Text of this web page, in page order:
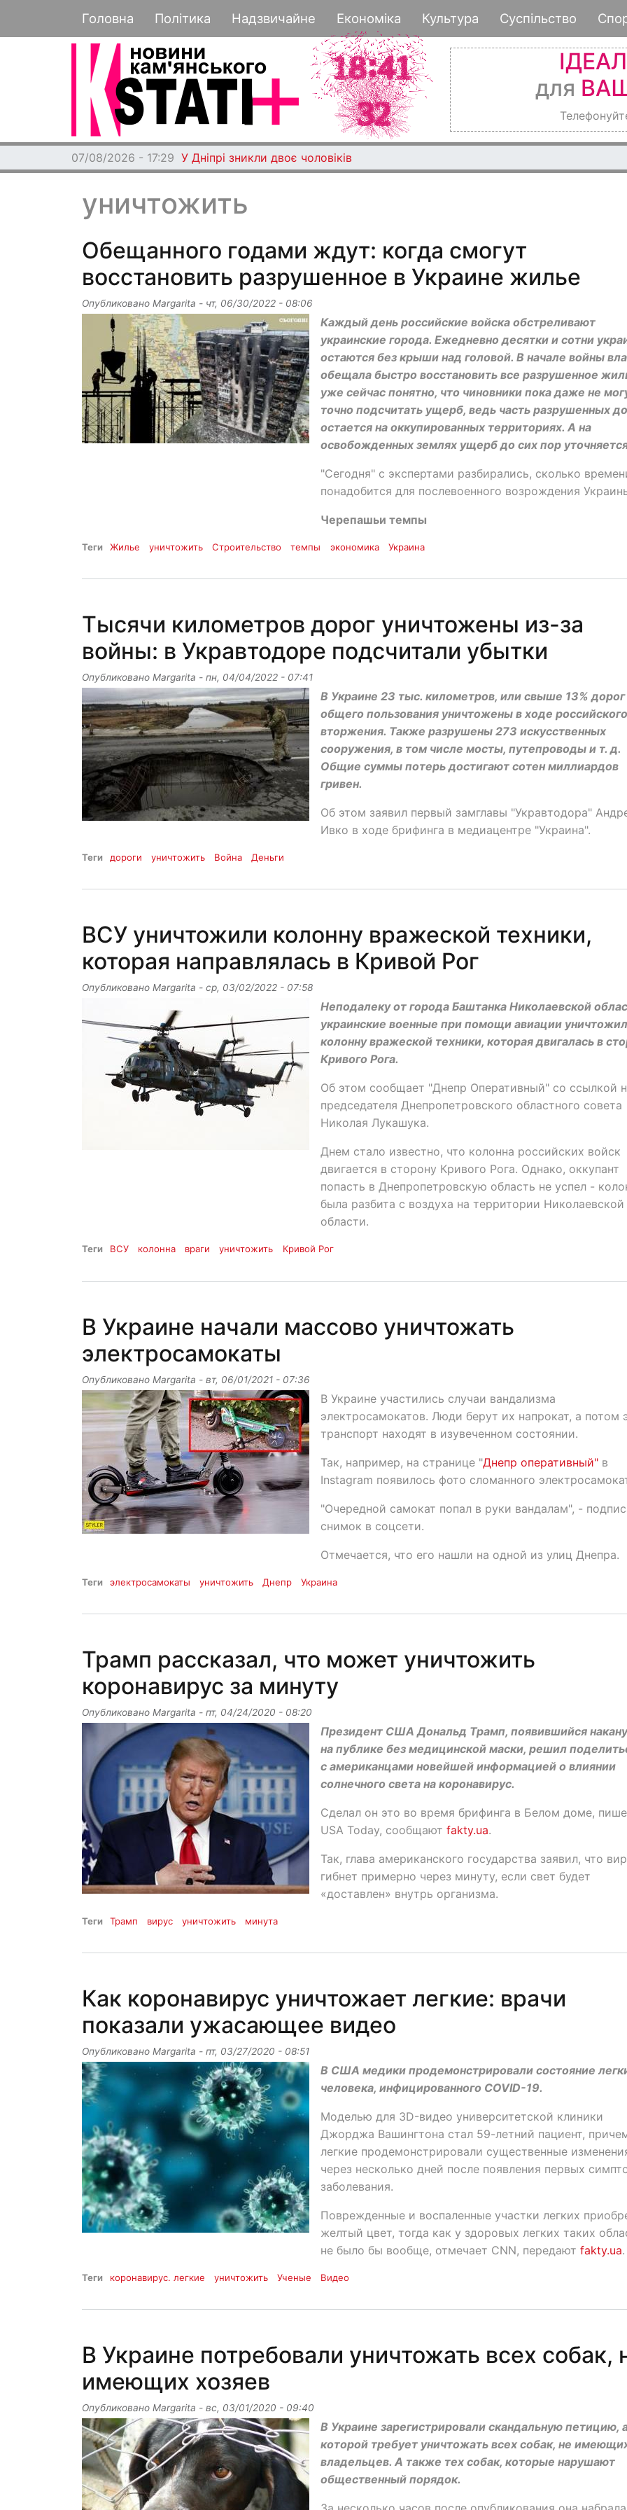
к
основному
Основная навигация
Головна Політика Надзвичайне Економіка Культура Суспільство
для
07/08/2026 - 17:29 У Дніпрі зникли двоє чоловіків
уничтожить
Обещанного годами ждут: когда смогут
восстановить разрушенное в Украине жилье
Опубликовано Margarita - чт, 06/30/2022 - 08:06
Каждый день российские войска обстреливают
украинские города. Ежедневно десятки и сотни
остаются без крыши над головой. В начале войны
обещала быстро восстановить все разрушенное
уже сейчас понятно, что чиновники пока даже не
точно подсчитать ущерб, ведь часть разрушенных
остается на оккупированных территориях. А на
освобожденных землях ущерб до сих пор
"Сегодня" с экспертами разбирались, сколько
понадобится для послевоенного возрождения
Черепашьи темпы
Теги Жилье уничтожить Строительство темпы экономика Украина
Тысячи километров дорог уничтожены из-за
войны: в Укравтодоре подсчитали убытки
Опубликовано Margarita - пн, 04/04/2022 - 07:41
В Украине 23 тыс. километров, или свыше 13% дорог
общего пользования уничтожены в ходе российского
вторжения. Также разрушены 273 искусственных
сооружения, в том числе мосты, путепроводы и т. д.
Общие суммы потерь достигают сотен миллиардов
гривен.
Об этом заявил первый замглавы "Укравтодора"
Ивко в ходе брифинга в медиацентре "Украина".
Теги дороги уничтожить Война Деньги
ВСУ уничтожили колонну вражеской техники,
которая направлялась в Кривой Рог
Опубликовано Margarita - ср, 03/02/2022 - 07:58
Неподалеку от города Баштанка Николаевской
украинские военные при помощи авиации
колонну вражеской техники, которая двигалась в
Кривого Рога.
Об этом сообщает "Днепр Оперативный" со ссылкой
председателя Днепропетровского областного совета
Николая Лукашука.
Днем стало известно, что колонна российских войск
двигается в сторону Кривого Рога. Однако, оккупант
попасть в Днепропетровскую область не успел -
была разбита с воздуха на территории Николаевской
области.
Теги ВСУ колонна враги уничтожить Кривой Рог
В Украине начали массово уничтожать
электросамокаты
Опубликовано Margarita - вт, 06/01/2021 - 07:36
В Украине участились случаи вандализма
электросамокатов. Люди берут их напрокат, а потом
транспорт находят в изувеченном состоянии.
Так, например, на странице "Днепр оперативный" в
Instagram появилось фото сломанного
"Очередной самокат попал в руки вандалам", -
снимок в соцсети.
Отмечается, что его нашли на одной из улиц Днепра.
Теги электросамокаты уничтожить Днепр Украина
Трамп рассказал, что может уничтожить
коронавирус за минуту
Опубликовано Margarita - пт, 04/24/2020 - 08:20
Президент США Дональд Трамп, появившийся
на публике без медицинской маски, решил
с американцами новейшей информацией о влиянии
солнечного света на коронавирус.
Сделал он это во время брифинга в Белом доме,
USA Today, сообщают fakty.ua.
Так, глава американского государства заявил, что
гибнет примерно через минуту, если свет будет
«доставлен» внутрь организма.
Теги Трамп вирус уничтожить минута
Как коронавирус уничтожает легкие: врачи
показали ужасающее видео
Опубликовано Margarita - пт, 03/27/2020 - 08:51
В США медики продемонстрировали состояние
человека, инфицированного COVID-19.
Моделью для 3D-видео университетской клиники
Джорджа Вашингтона стал 59-летний пациент,
легкие продемонстрировали существенные
через несколько дней после появления первых
заболевания.
Поврежденные и воспаленные участки легких
желтый цвет, тогда как у здоровых легких таких
не было бы вообще, отмечает CNN, передают fakty.ua.
Теги коронавирус. легкие уничтожить Ученые Видео
В Украине потребовали уничтожать всех собак,
имеющих хозяев
Опубликовано Margarita - вс, 03/01/2020 - 09:40
В Украине зарегистрировали скандальную петицию,
которой требует уничтожать всех собак, не
владельцев. А также тех собак, которые нарушают
общественный порядок.